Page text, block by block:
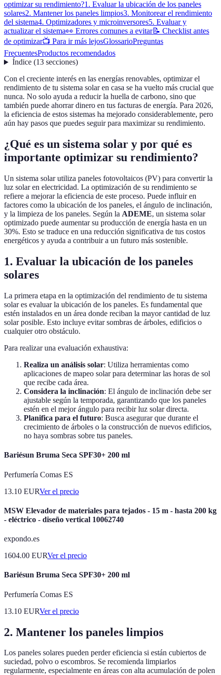
optimizar su rendimiento?1. Evaluar la ubicación de los paneles
solares2. Mantener los paneles limpios3. Monitorear el rendimiento
del sistema4. Optimizadores y microinversores5. Evaluar y
actualizar el sistema👀 Errores comunes a evitar📝 Checklist antes
de optimizar📺 Para ir más lejosGlossarioPreguntas
FrecuentesProductos recomendados
Índice(13 secciones)
Con el creciente interés en las energías renovables, optimizar el
rendimiento de tu sistema solar en casa se ha vuelto más crucial que
nunca. No solo ayuda a reducir la huella de carbono, sino que
también puede ahorrar dinero en tus facturas de energía. Para 2026,
la eficiencia de estos sistemas ha mejorado considerablemente, pero
aún hay pasos que puedes seguir para maximizar su rendimiento.
¿Qué es un sistema solar y por qué es
importante optimizar su rendimiento?
Un sistema solar utiliza paneles fotovoltaicos (PV) para convertir la
luz solar en electricidad. La optimización de su rendimiento se
refiere a mejorar la eficiencia de este proceso. Puede influir en
factores como la ubicación de los paneles, el ángulo de inclinación,
y la limpieza de los paneles. Según la ADEME, un sistema solar
optimizado puede aumentar su producción de energía hasta en un
30%. Esto se traduce en una reducción significativa de tus costos
energéticos y ayuda a contribuir a un futuro más sostenible.
1. Evaluar la ubicación de los paneles
solares
La primera etapa en la optimización del rendimiento de tu sistema
solar es evaluar la ubicación de los paneles. Es fundamental que
estén instalados en un área donde reciban la mayor cantidad de luz
solar posible. Esto incluye evitar sombras de árboles, edificios o
cualquier otro obstáculo.
Para realizar una evaluación exhaustiva:
Realiza un análisis solar: Utiliza herramientas como
aplicaciones de mapeo solar para determinar las horas de sol
que recibe cada área.
Considera la inclinación: El ángulo de inclinación debe ser
ajustable según la temporada, garantizando que los paneles
estén en el mejor ángulo para recibir luz solar directa.
Planifica para el futuro: Busca asegurar que durante el
crecimiento de árboles o la construcción de nuevos edificios,
no haya sombras sobre tus paneles.
Bariésun Bruma Seca SPF30+ 200 ml
Perfumería Comas ES
13.10 EURVer el precio
MSW Elevador de materiales para tejados - 15 m - hasta 200 kg
- eléctrico - diseño vertical 10062740
expondo.es
1604.00 EURVer el precio
Bariésun Bruma Seca SPF30+ 200 ml
Perfumería Comas ES
13.10 EURVer el precio
2. Mantener los paneles limpios
Los paneles solares pueden perder eficiencia si están cubiertos de
suciedad, polvo o escombros. Se recomienda limpiarlos
regularmente, especialmente en áreas con alta acumulación de polen